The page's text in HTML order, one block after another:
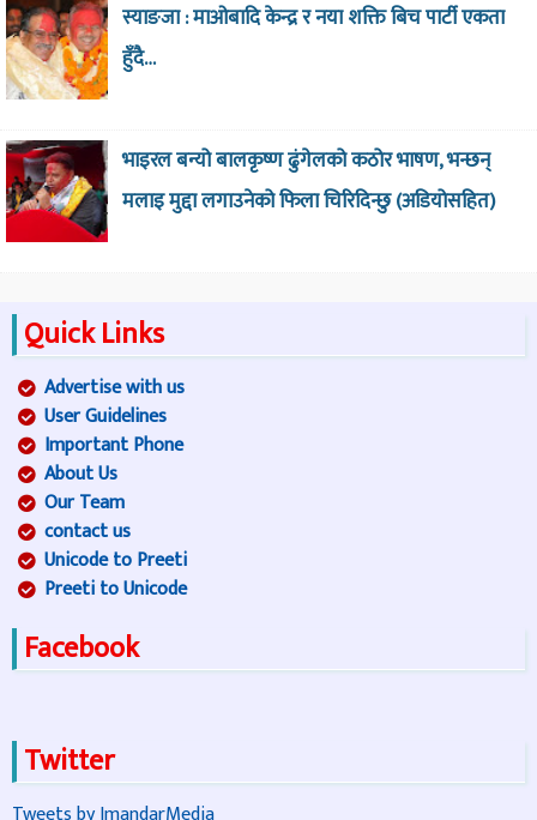
स्याङजा : माओबादि केन्द्र र नया शक्ति बिच पार्टी एकता
हुँदै…
भाइरल बन्यो बालकृष्ण ढुंगेलको कठोर भाषण, भन्छन्
मलाइ मुद्दा लगाउनेको फिला चिरिदिन्छु (अडियोसहित)
Quick Links
Advertise with us
User Guidelines
Important Phone
About Us
Our Team
contact us
Unicode to Preeti
Preeti to Unicode
Facebook
Twitter